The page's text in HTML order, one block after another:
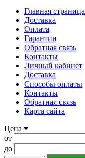
Главная страница
Доставка
Оплата
Гарантии
Обратная связь
Контакты
Личный кабинет
Доставка
Способы оплаты
Контакты
Обратная связь
Карта сайта
Цена
от
до